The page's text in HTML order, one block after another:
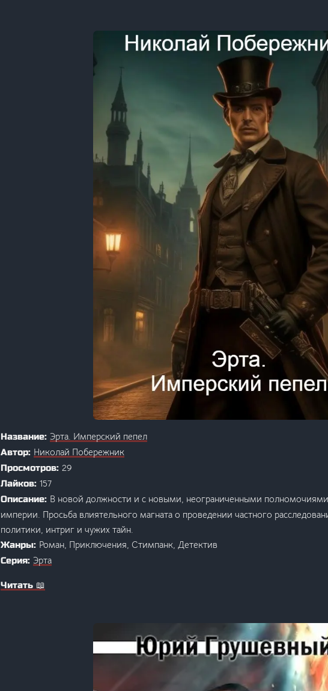
Название: Эрта. Имперский пепел
Автор: Николай Побережник
Просмотров: 29
Лайков: 157
Описание: В новой должности и с новыми, неограниченными
империи. Просьба влиятельного магната о проведении частного
политики, интриг и чужих тайн.
Жанры: Роман, Приключения, Стимпанк, Детектив
Серия: Эрта
Читать 📖